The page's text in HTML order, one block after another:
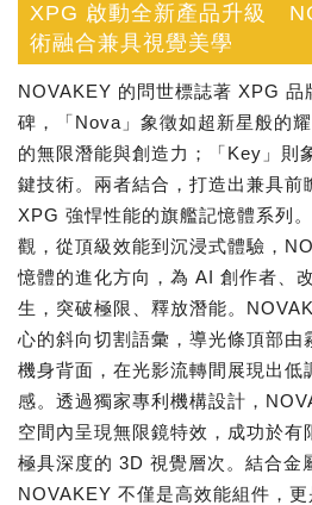
XPG 啟動全新產品升級
術融合兼具視覺美學
NOVAKEY 的問世標誌著 XPG 品
碑，「Nova」象徵如超新星般的
的無限潛能與創造力；「Key」則
鍵技術。兩者結合，打造出兼具前
XPG 強悍性能的旗艦記憶體系列
觀，從頂級效能到沉浸式體驗，
憶體的進化方向，為 AI 創作者、
生，突破極限、釋放潛能。
心的斜向切割語彙，導光條頂部由
機身背面，在光影流轉間展現出低
感。透過獨家專利機構設計，
空間內呈現無限鏡特效，成功於有
極具深度的 3D 視覺層次。結合金
NOVAKEY 不僅是高效能組件，